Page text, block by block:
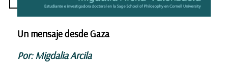
Un mensaje desde Gaza
Por: Migdalia Arcila